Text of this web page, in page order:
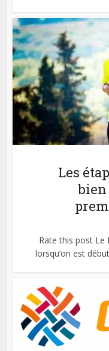
Les
bien
Rate this post Le
lorsqu’on est